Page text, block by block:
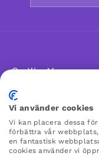
Om Woo Me
Kundservice
Favoriter
Vi använder cookies
Vi kan placera dessa
förbättra vår
en fantastisk
cookies använder vi